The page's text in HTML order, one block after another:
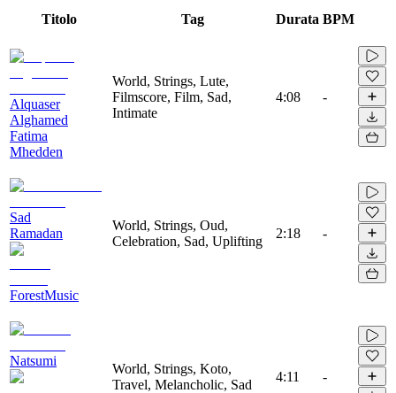
Titolo Tag Durata BPM
Alquaser
Alghamed
Fatima
Mhedden
World, Strings, Lute,
Filmscore, Film, Sad,
Intimate
4:08 -
Sad
Ramadan
ForestMusic
World, Strings, Oud,
Celebration, Sad, Uplifting
2:18 -
Natsumi
World, Strings, Koto,
Travel, Melancholic, Sad
4:11 -